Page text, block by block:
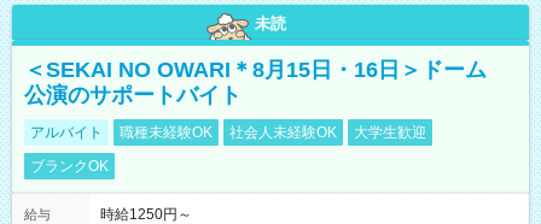
未読
＜SEKAI NO OWARI＊8月15日・16日＞ドーム
公演のサポートバイト
アルバイト 職種未経験OK 社会人未経験OK
大学生歓迎
ブランクOK
給与
時給1250円～